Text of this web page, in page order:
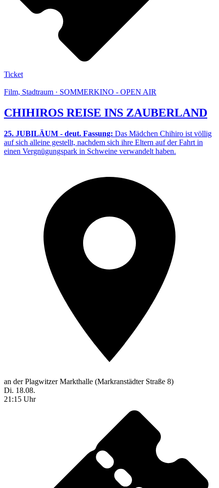
Ticket
Film, Stadtraum · SOMMERKINO - OPEN AIR
CHIHIROS REISE INS ZAUBERLAND
25. JUBILÄUM - deut. Fassung: Das Mädchen Chihiro ist völlig
auf sich alleine gestellt, nachdem sich ihre Eltern auf der Fahrt in
einen Vergnügungspark in Schweine verwandelt haben.
an der Plagwitzer Markthalle (Markranstädter Straße 8)
Di. 18.08.
21:15 Uhr